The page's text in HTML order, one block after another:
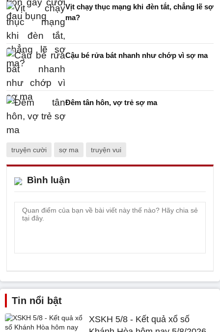
Vịt chạy thục mạng khi đèn tắt, chẳng lẽ sợ
ma?
Cậu bé rửa bát nhanh như chớp vì sợ ma
Đêm tân hôn, vợ trẻ sợ ma
truyện cười sợ ma truyện vui
Bình luận
Tin nổi bật
XSKH 5/8 - Kết quả xổ số